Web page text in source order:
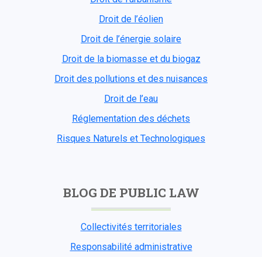
Droit de l’éolien
Droit de l’énergie solaire
Droit de la biomasse et du biogaz
Droit des pollutions et des nuisances
Droit de l’eau
Réglementation des déchets
Risques Naturels et Technologiques
BLOG DE PUBLIC LAW
Collectivités territoriales
Responsabilité administrative